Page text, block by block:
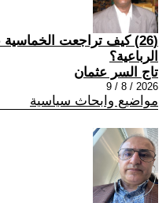
(26) كيف تراجعت
الرباعية؟
تاج السر عثمان
2026 / 8 / 9
مواضيع وابحاث سياسية